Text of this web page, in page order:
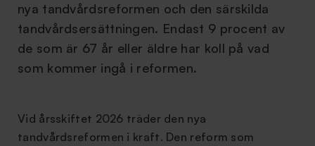
nya tandvårdsreformen och den särskilda
tandvårdsersättningen. Endast 9 procent av
de som är 67 år eller äldre har koll på vad
som kommer ingå i reformen.
Vid årsskiftet 2026 träder den nya
tandvårdsreformen i kraft. Den reform som